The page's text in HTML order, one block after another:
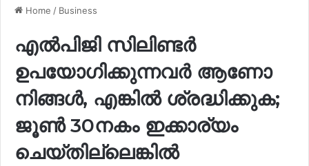
Home / Business
എൽപിജി സിലിണ്ടർ
ഉപയോഗിക്കുന്നവർ ആണോ
നിങ്ങൾ, എങ്കിൽ ശ്രദ്ധിക്കുക;
ജൂൺ 30നകം ഇക്കാര്യം
ചെയ്തില്ലെങ്കിൽ